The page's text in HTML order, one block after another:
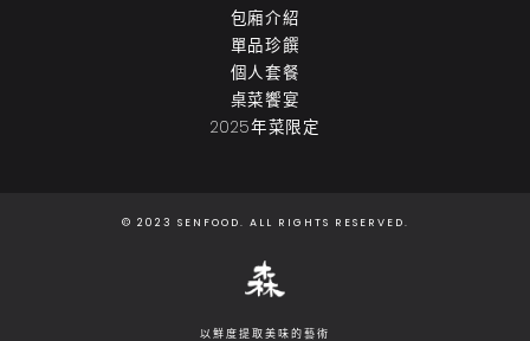
包廂介紹
單品珍饌
個人套餐
桌菜饗宴
2025年菜限定
© 2023 SENFOOD. ALL RIGHTS RESERVED.
以鮮度提取美味的藝術